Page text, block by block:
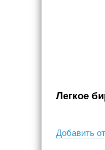
Легкое
Добавить